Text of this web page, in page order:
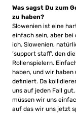
Was sagst Du zum
zu haben?
Slowenien ist eine
einfach sein, aber
ich. Slowenien,
’support staff‘, den
Rollenspielern.
haben, und wir
definiert. Da
uns auf jeden Fall
müssen wir uns
auf das wir uns jetzt